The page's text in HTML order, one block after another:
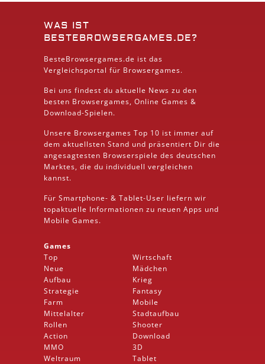
WAS IST
BESTEBROWSERGAMES.DE?
BesteBrowsergames.de ist das
Vergleichsportal für Browsergames.
Bei uns findest du aktuelle News zu den
besten Browsergames, Online Games &
Download-Spielen.
Unsere Browsergames Top 10 ist immer auf
dem aktuellsten Stand und präsentiert Dir die
angesagtesten Browserspiele des deutschen
Marktes, die du individuell vergleichen
kannst.
Für Smartphone- & Tablet-User liefern wir
topaktuelle Informationen zu neuen Apps und
Mobile Games.
Games
Top
Neue
Aufbau
Strategie
Farm
Mittelalter
Rollen
Action
MMO
Weltraum
Wirtschaft
Mädchen
Krieg
Fantasy
Mobile
Stadtaufbau
Shooter
Download
3D
Tablet